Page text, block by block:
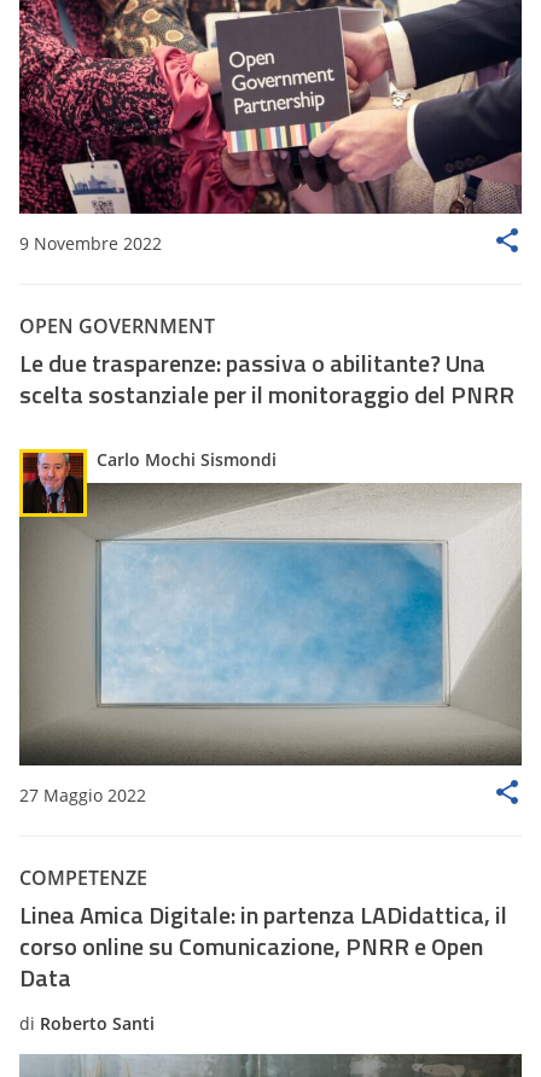
9 Novembre 2022
OPEN GOVERNMENT
Le due trasparenze: passiva o abilitante? Una
scelta sostanziale per il monitoraggio del PNRR
Carlo Mochi Sismondi
27 Maggio 2022
COMPETENZE
Linea Amica Digitale: in partenza LADidattica, il
corso online su Comunicazione, PNRR e Open
Data
di Roberto Santi